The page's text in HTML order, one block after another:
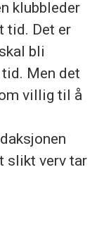
klubbleder
tid. Det er
bli
Men det
villig til å
slikt verv tar